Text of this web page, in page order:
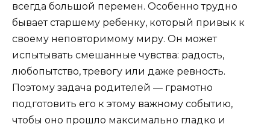
всегда большой перемен. Особенно трудно
бывает старшему ребенку, который привык к
своему неповторимому миру. Он может
испытывать смешанные чувства: радость,
любопытство, тревогу или даже ревность.
Поэтому задача родителей — грамотно
подготовить его к этому важному событию,
чтобы оно прошло максимально гладко и